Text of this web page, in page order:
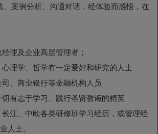
、案例分析、沟通对话，经体验而感悟，在
理及企业高层管理者；
理学、哲学有一定爱好和研究的人士
、商业银行等金融机构人员
有志于学习、践行圣贤教诲的精英
江、中欧各类研修班学习经历，或管理经
人士。